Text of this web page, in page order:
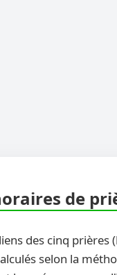
de
des cinq prières (
selon la